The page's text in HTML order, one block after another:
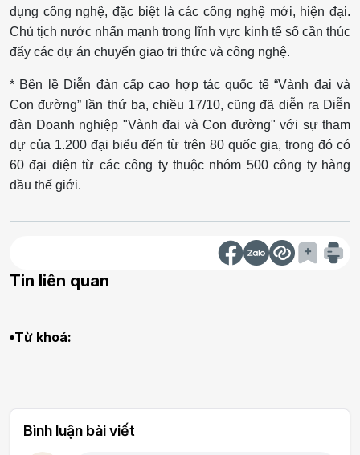
dụng công nghệ, đặc biệt là các công nghệ mới, hiện đại.
Chủ tịch nước nhấn mạnh trong lĩnh vực kinh tế số cần thúc
đẩy các dự án chuyển giao tri thức và công nghệ.
* Bên lề Diễn đàn cấp cao hợp tác quốc tế “Vành đai và
Con đường” lần thứ ba, chiều 17/10, cũng đã diễn ra Diễn
đàn Doanh nghiệp "Vành đai và Con đường" với sự tham
dự của 1.200 đại biểu đến từ trên 80 quốc gia, trong đó có
60 đại diện từ các công ty thuộc nhóm 500 công ty hàng
đầu thế giới.
Tin liên quan
Từ khoá:
Bình luận bài viết